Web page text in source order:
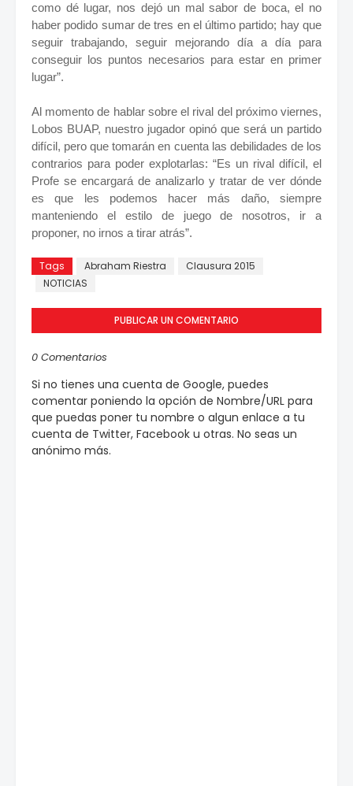
como dé lugar, nos dejó un mal sabor de boca, el no
haber podido sumar de tres en el último partido; hay que
seguir trabajando, seguir mejorando día a día para
conseguir los puntos necesarios para estar en primer
lugar”.
Al momento de hablar sobre el rival del próximo viernes,
Lobos BUAP, nuestro jugador opinó que será un partido
difícil, pero que tomarán en cuenta las debilidades de los
contrarios para poder explotarlas: “Es un rival difícil, el
Profe se encargará de analizarlo y tratar de ver dónde
es que les podemos hacer más daño, siempre
manteniendo el estilo de juego de nosotros, ir a
proponer, no irnos a tirar atrás”.
Tags Abraham Riestra
Clausura 2015
NOTICIAS
PUBLICAR UN COMENTARIO
0 Comentarios
Si no tienes una cuenta de Google, puedes
comentar poniendo la opción de Nombre/URL para
que puedas poner tu nombre o algun enlace a tu
cuenta de Twitter, Facebook u otras. No seas un
anónimo más.